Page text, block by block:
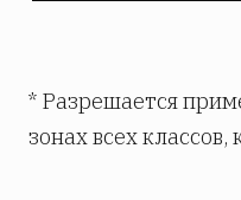
* Разрешается
зонах всех